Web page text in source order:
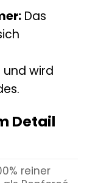
Das
und wird
Detail
reiner